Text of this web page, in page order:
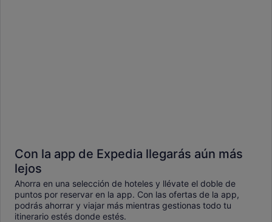
Con la app de Expedia llegarás aún más
lejos
Ahorra en una selección de hoteles y llévate el doble de
puntos por reservar en la app. Con las ofertas de la app,
podrás ahorrar y viajar más mientras gestionas todo tu
itinerario estés donde estés.